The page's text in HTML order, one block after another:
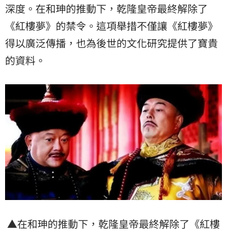
深度。在和珅的推動下，乾隆皇帝最終解除了
《紅樓夢》的禁令。這項舉措不僅讓《紅樓夢》
得以廣泛傳播，也為後世的文化研究提供了寶貴
的資料。
▲在和珅的推動下，乾隆皇帝最終解除了《紅樓